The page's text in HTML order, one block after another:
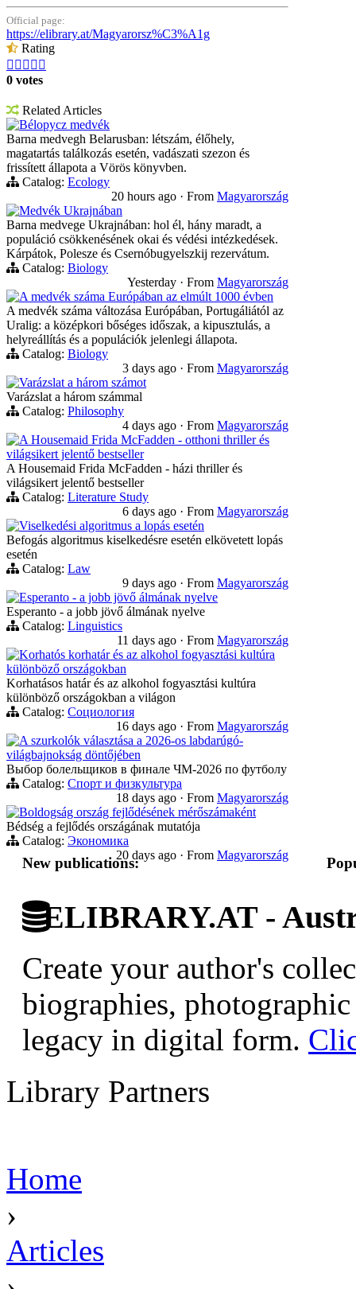
Official page:
https://elibrary.at/Magyarorsz%C3%A1g
Rating
    
0 votes
Related Articles
Bélорусz medvék
Barna medvegh Belarusban: létszám, élőhely,
magatartás találkozás esetén, vadászati szezon és
frissített állapota a Vörös könyvben.
Catalog: Ecology
20 hours ago · From Magyarország
Medvék Ukrajnában
Barna medvege Ukrajnában: hol él, hány maradt, a
populáció csökkenésének okai és védési intézkedések.
Kárpátok, Polesze és Csernóbugyelszkij rezervátum.
Catalog: Biology
Yesterday · From Magyarország
A medvék száma Európában az elmúlt 1000 évben
A medvék száma változása Európában, Portugáliától az
Uralig: a középkori bőséges időszak, a kipusztulás, a
helyreállítás és a populációk jelenlegi állapota.
Catalog: Biology
3 days ago · From Magyarország
Varázslat a három számot
Varázslat a három számmal
Catalog: Philosophy
4 days ago · From Magyarország
A Housemaid Frida McFadden - otthoni thriller és
világsikert jelentő bestseller
A Housemaid Frida McFadden - házi thriller és
világsikert jelentő bestseller
Catalog: Literature Study
6 days ago · From Magyarország
Viselkedési algoritmus a lopás esetén
Befogás algoritmus kiselkedésre esetén elkövetett lopás
esetén
Catalog: Law
9 days ago · From Magyarország
Esperanto - a jobb jövő álmának nyelve
Esperanto - a jobb jövő álmának nyelve
Catalog: Linguistics
11 days ago · From Magyarország
Korhatós korhatár és az alkohol fogyasztási kultúra
különböző országokban
Korhatásos határ és az alkohol fogyasztási kultúra
különböző országokban a világon
Catalog: Социология
16 days ago · From Magyarország
A szurkolók választása a 2026-os labdarúgó-
világbajnokság döntőjében
Выбор болельщиков в финале ЧМ-2026 по футболу
Catalog: Спорт и физкультура
18 days ago · From Magyarország
Boldogság ország fejlődésének mérőszámaként
Bédség a fejlődés országának mutatója
Catalog: Экономика
20 days ago · From Magyarország
New publications:
ELIBRARY.AT -
Create your author's
biographies,
legacy in digital form.
Library Partners
Home
›
Articles